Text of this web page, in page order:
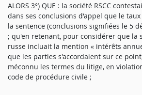
ALORS 3°) QUE : la société RSCC
dans ses conclusions d'appel que le
la sentence (conclusions signifiées le 5
; qu'en retenant, pour considérer que la
russe incluait la mention « intérêts
que les parties s'accordaient sur ce
méconnu les termes du litige, en
code de procédure civile ;